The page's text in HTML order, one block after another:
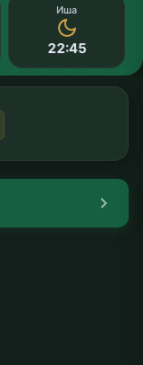
Иша
22:45